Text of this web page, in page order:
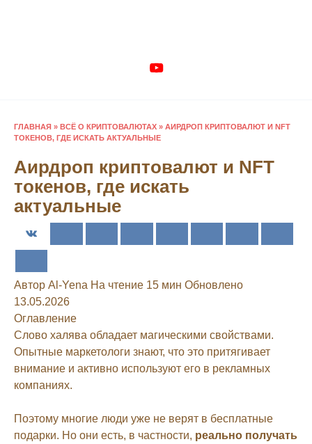
ГЛАВНАЯ » ВСЁ О КРИПТОВАЛЮТАХ » АИРДРОП КРИПТОВАЛЮТ И NFT
ТОКЕНОВ, ГДЕ ИСКАТЬ АКТУАЛЬНЫЕ
Аирдроп криптовалют и NFT
токенов, где искать
актуальные
Автор Al-Yena На чтение 15 мин Обновлено
13.05.2026
Оглавление
Слово халява обладает магическими свойствами.
Опытные маркетологи знают, что это притягивает
внимание и активно используют его в рекламных
компаниях.
Поэтому многие люди уже не верят в бесплатные
подарки. Но они есть, в частности, реально получать